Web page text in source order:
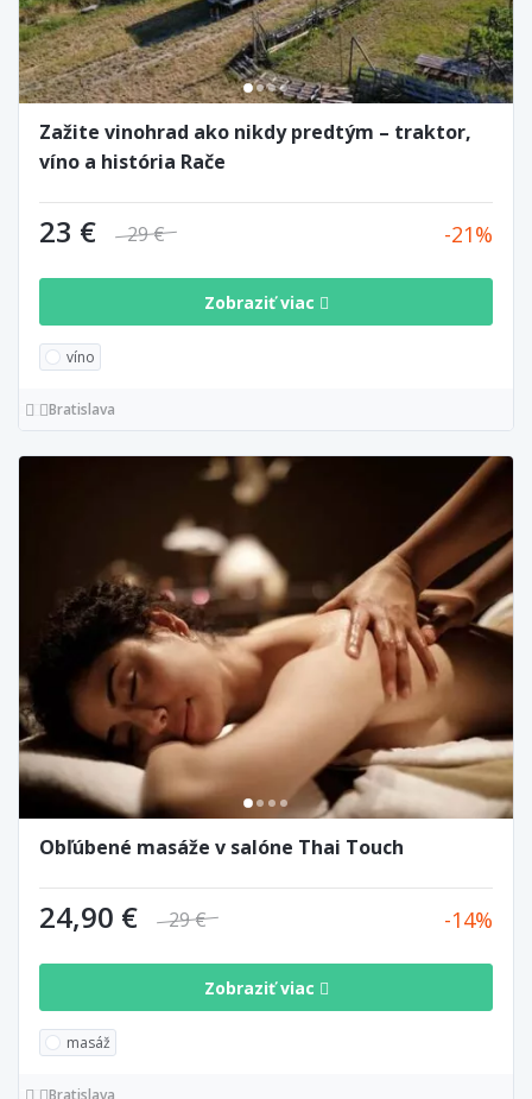
Zažite vinohrad ako nikdy predtým – traktor,
víno a história Rače
23 € 29 € 21
Zobraziť viac
víno
Bratislava
Obľúbené masáže v salóne Thai Touch
24,90 € 29 € 14
Zobraziť viac
masáž